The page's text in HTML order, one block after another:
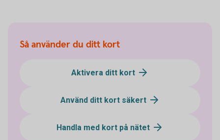
Så använder du ditt kort
Aktivera ditt kort
Använd ditt kort säkert
Handla med kort på nätet